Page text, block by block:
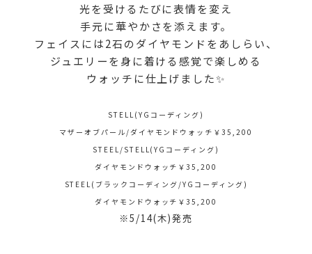
光を受けるたびに表情を変え
手元に華やかさを添えます。
フェイスには2石のダイヤモンドをあしらい、
ジュエリーを身に着ける感覚で楽しめる
ウォッチに仕上げました✨
STELL(YGコーディング)
マザーオブパール/ダイヤモンドウォッチ￥35,200
STEEL/STELL(YGコーディング)
ダイヤモンドウォッチ￥35,200
STEEL(ブラックコーディング/YGコーディング)
ダイヤモンドウォッチ￥35,200
※5/14(木)発売